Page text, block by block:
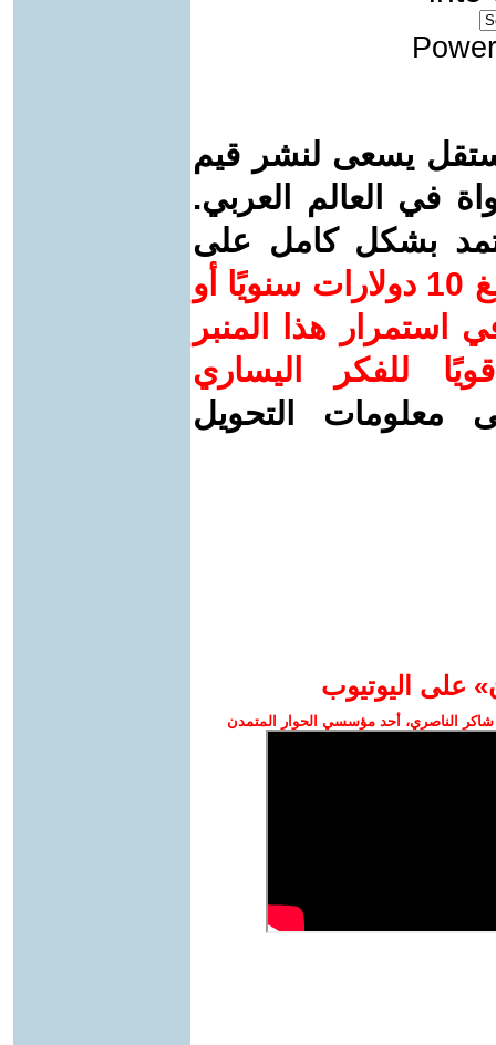
يسعى لنشر قيم
في العالم العربي.
بشكل كامل على
ساهم/ي معنا! بدعمكم بمبلغ 10 دولارات سنويًا أو
استمرار هذا المنبر
للفكر اليساري
معلومات التحويل
على اليوتيوب
الناصري، أحد مؤسسي الحوار المتمدن